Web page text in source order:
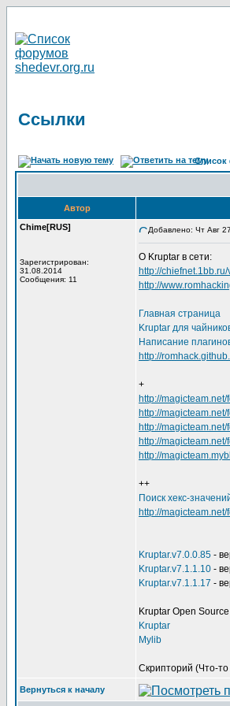
Ссылки
Список
Автор
Chime[RUS]
Зарегистрирован:
31.08.2014
Сообщения: 11
Добавлено: Чт Авг
О Kruptar в сети:
http://
http://
Главная страница
Kruptar для
Написание
http://
+
http://
http://
http://
http://
http://
++
Поиск хекс-
http://
Kruptar.v7.0.0.85 -
Kruptar.v7.1.1.10 -
Kruptar.v7.1.1.17 -
Kruptar Open
Kruptar
Mylib
Скрипторий (Что-
Вернуться к началу